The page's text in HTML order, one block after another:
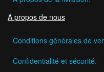
A propos de nous
Conditions générales de
Confidentialité et sécurité.